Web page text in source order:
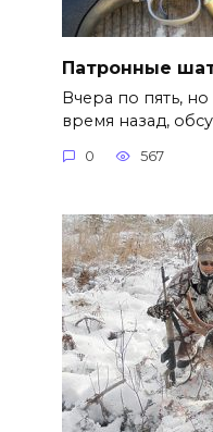
Патронные
Вчера по пять,
время назад,
0 567